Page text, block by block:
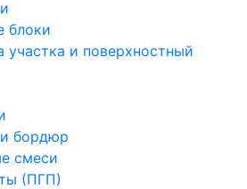
блоки
и поверхностный
и бордюр
смеси
(ПГП)